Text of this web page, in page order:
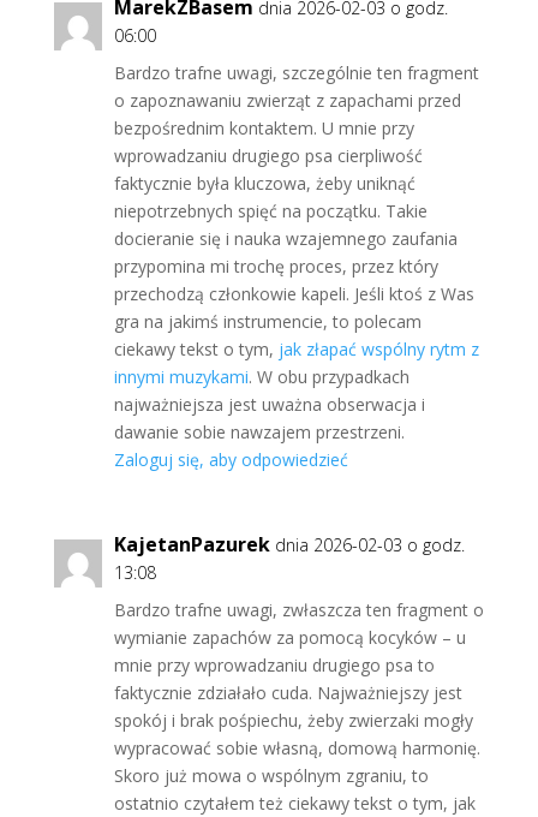
MarekZBasem dnia 2026-02-03 o godz.
06:00
Bardzo trafne uwagi, szczególnie ten fragment
o zapoznawaniu zwierząt z zapachami przed
bezpośrednim kontaktem. U mnie przy
wprowadzaniu drugiego psa cierpliwość
faktycznie była kluczowa, żeby uniknąć
niepotrzebnych spięć na początku. Takie
docieranie się i nauka wzajemnego zaufania
przypomina mi trochę proces, przez który
przechodzą członkowie kapeli. Jeśli ktoś z Was
gra na jakimś instrumencie, to polecam
ciekawy tekst o tym, jak złapać wspólny rytm z
innymi muzykami. W obu przypadkach
najważniejsza jest uważna obserwacja i
dawanie sobie nawzajem przestrzeni.
Zaloguj się, aby odpowiedzieć
KajetanPazurek dnia 2026-02-03 o godz.
13:08
Bardzo trafne uwagi, zwłaszcza ten fragment o
wymianie zapachów za pomocą kocyków – u
mnie przy wprowadzaniu drugiego psa to
faktycznie zdziałało cuda. Najważniejszy jest
spokój i brak pośpiechu, żeby zwierzaki mogły
wypracować sobie własną, domową harmonię.
Skoro już mowa o wspólnym zgraniu, to
ostatnio czytałem też ciekawy tekst o tym, jak